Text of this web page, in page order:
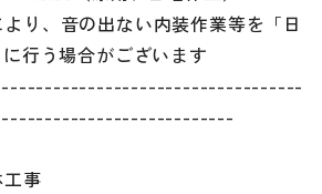
、音の出ない内装作業等を「日
行う場合がございます
事